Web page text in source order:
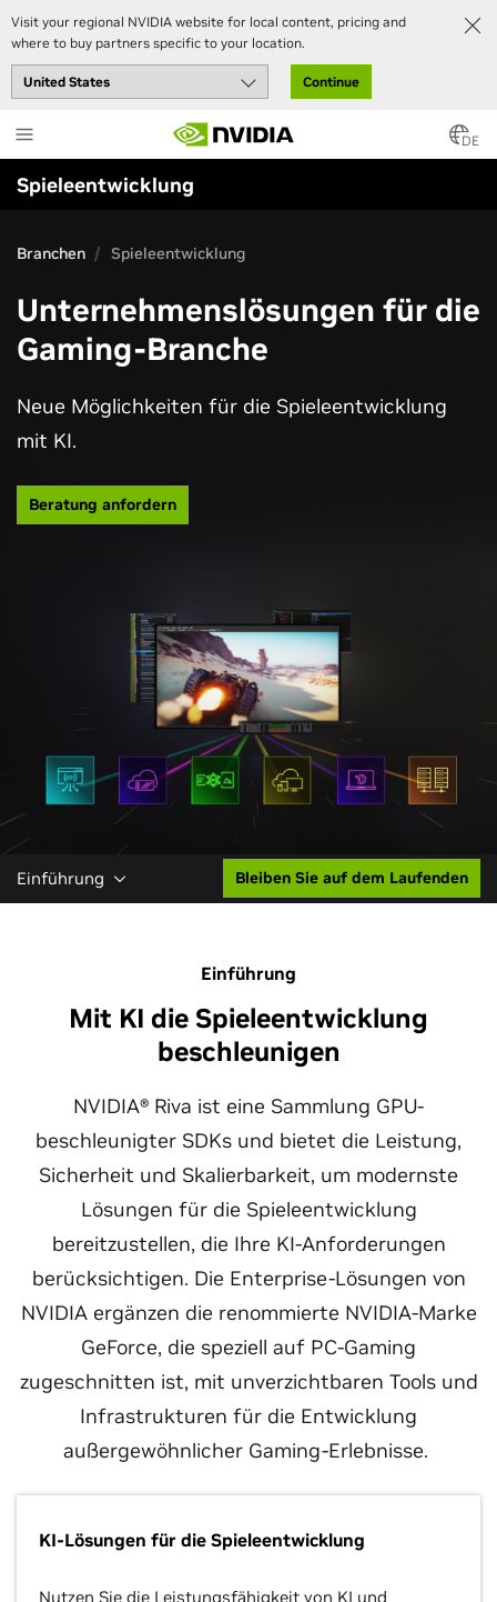
Visit your regional NVIDIA website for local content, pricing and
where to buy partners specific to your location.
Continue
to
main
content
DE
Spieleentwicklung
Branchen Spieleentwicklung
Branchen Spieleentwicklung
Unternehmenslösungen für die
Gaming-Branche
Neue Möglichkeiten für die Spieleentwicklung
mit KI.
Beratung anfordern
Einführung Bleiben Sie auf dem Laufenden
Einführung
Mit KI die Spieleentwicklung
beschleunigen
NVIDIA® Riva ist eine Sammlung GPU-
beschleunigter SDKs und bietet die Leistung,
Sicherheit und Skalierbarkeit, um modernste
Lösungen für die Spieleentwicklung
bereitzustellen, die Ihre KI-Anforderungen
berücksichtigen. Die Enterprise-Lösungen von
NVIDIA ergänzen die renommierte NVIDIA-Marke
GeForce, die speziell auf PC-Gaming
zugeschnitten ist, mit unverzichtbaren Tools und
Infrastrukturen für die Entwicklung
außergewöhnlicher Gaming-Erlebnisse.
KI-Lösungen für die Spieleentwicklung
Nutzen Sie die Leistungsfähigkeit von KI und